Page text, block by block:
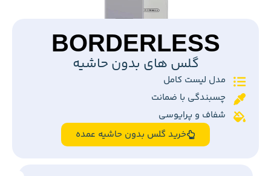
BORDERLESS
گلس های بدون حاشیه
مدل لیست کامل
چسبندگی با ضمانت
شفاف و پرایوسی
خرید گلس بدون حاشیه عمده